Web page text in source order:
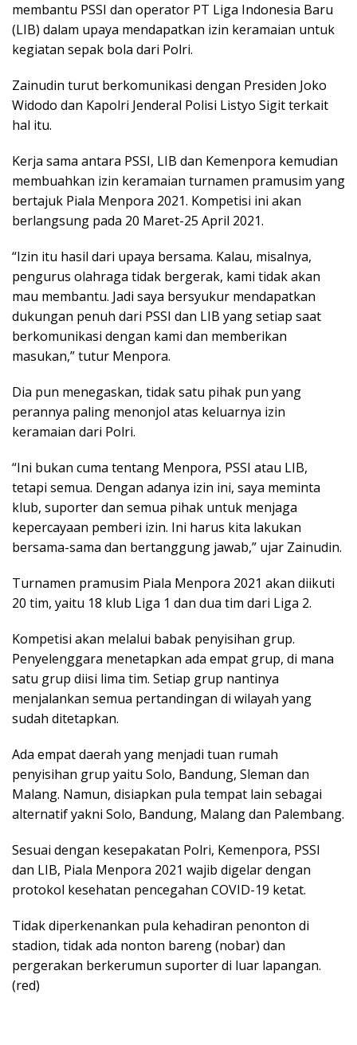
membantu PSSI dan operator PT Liga Indonesia Baru
(LIB) dalam upaya mendapatkan izin keramaian untuk
kegiatan sepak bola dari Polri.
Zainudin turut berkomunikasi dengan Presiden Joko
Widodo dan Kapolri Jenderal Polisi Listyo Sigit terkait
hal itu.
Kerja sama antara PSSI, LIB dan Kemenpora kemudian
membuahkan izin keramaian turnamen pramusim yang
bertajuk Piala Menpora 2021. Kompetisi ini akan
berlangsung pada 20 Maret-25 April 2021.
“Izin itu hasil dari upaya bersama. Kalau, misalnya,
pengurus olahraga tidak bergerak, kami tidak akan
mau membantu. Jadi saya bersyukur mendapatkan
dukungan penuh dari PSSI dan LIB yang setiap saat
berkomunikasi dengan kami dan memberikan
masukan,” tutur Menpora.
Dia pun menegaskan, tidak satu pihak pun yang
perannya paling menonjol atas keluarnya izin
keramaian dari Polri.
“Ini bukan cuma tentang Menpora, PSSI atau LIB,
tetapi semua. Dengan adanya izin ini, saya meminta
klub, suporter dan semua pihak untuk menjaga
kepercayaan pemberi izin. Ini harus kita lakukan
bersama-sama dan bertanggung jawab,” ujar Zainudin.
Turnamen pramusim Piala Menpora 2021 akan diikuti
20 tim, yaitu 18 klub Liga 1 dan dua tim dari Liga 2.
Kompetisi akan melalui babak penyisihan grup.
Penyelenggara menetapkan ada empat grup, di mana
satu grup diisi lima tim. Setiap grup nantinya
menjalankan semua pertandingan di wilayah yang
sudah ditetapkan.
Ada empat daerah yang menjadi tuan rumah
penyisihan grup yaitu Solo, Bandung, Sleman dan
Malang. Namun, disiapkan pula tempat lain sebagai
alternatif yakni Solo, Bandung, Malang dan Palembang.
Sesuai dengan kesepakatan Polri, Kemenpora, PSSI
dan LIB, Piala Menpora 2021 wajib digelar dengan
protokol kesehatan pencegahan COVID-19 ketat.
Tidak diperkenankan pula kehadiran penonton di
stadion, tidak ada nonton bareng (nobar) dan
pergerakan berkerumun suporter di luar lapangan.
(red)